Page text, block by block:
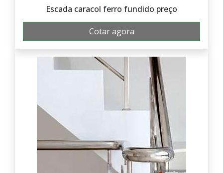
Escada caracol ferro fundido preço
Cotar agora